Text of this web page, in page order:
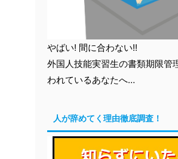
やばい! 間に合わない!!
外国人技能実習生の書類期限管
われているあなたへ…
人が辞めてく理由徹底調査！